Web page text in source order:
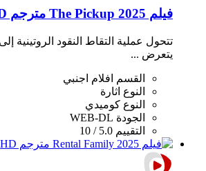
فيلم The Pickup 2025 مترجم HD
تتحول عملية التقاط النقود الروتينية
يتعرض ...
القسم
افلام اجنبي
النوع اثارة
النوع كوميدي
الجودة WEB-DL
التقييم 5.0 / 10